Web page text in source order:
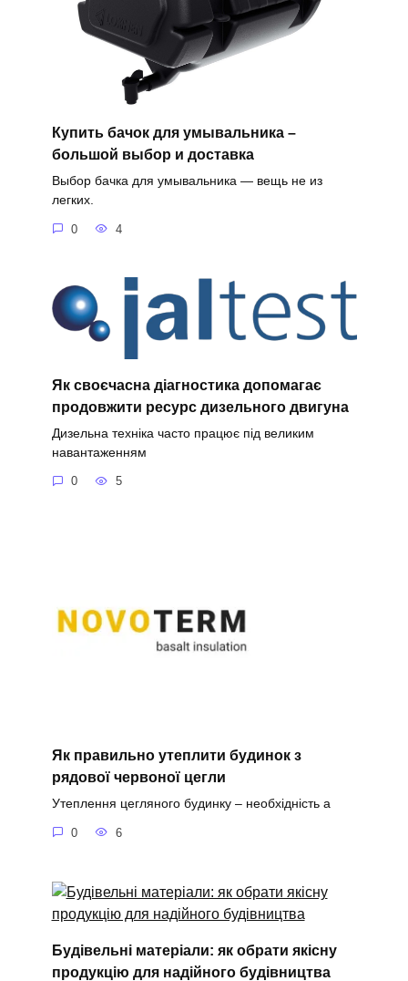
Купить бачок для умывальника –
большой выбор и доставка
Выбор бачка для умывальника — вещь не из
легких.
0 4
Як своєчасна діагностика допомагає
продовжити ресурс дизельного двигуна
Дизельна техніка часто працює під великим
навантаженням
0 5
Як правильно утеплити будинок з
рядової червоної цегли
Утеплення цегляного будинку – необхідність а
0 6
Будівельні матеріали: як обрати якісну
продукцію для надійного будівництва